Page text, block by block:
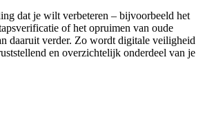
dat je wilt verbeteren – bijvoorbeeld het
of het opruimen van oude
daaruit verder. Zo wordt digitale veiligheid
en overzichtelijk onderdeel van je